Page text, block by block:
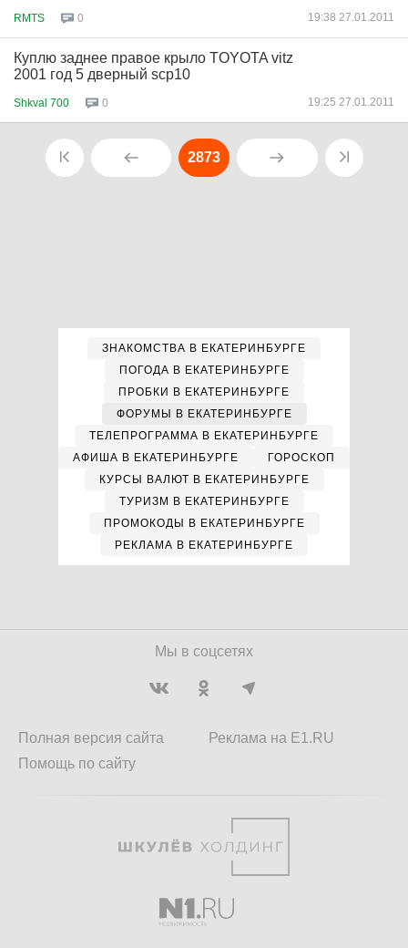
RMTS 0 19:38 27.01.2011
Куплю заднее правое крыло TOYOTA vitz
2001 год 5 дверный scp10
Shkval 700 0 19:25 27.01.2011
2873
ЗНАКОМСТВА В ЕКАТЕРИНБУРГЕ
ПОГОДА В ЕКАТЕРИНБУРГЕ
ПРОБКИ В ЕКАТЕРИНБУРГЕ
ФОРУМЫ В ЕКАТЕРИНБУРГЕ
ТЕЛЕПРОГРАММА В ЕКАТЕРИНБУРГЕ
АФИША В ЕКАТЕРИНБУРГЕ
ГОРОСКОП
КУРСЫ ВАЛЮТ В ЕКАТЕРИНБУРГЕ
ТУРИЗМ В ЕКАТЕРИНБУРГЕ
ПРОМОКОДЫ В ЕКАТЕРИНБУРГЕ
РЕКЛАМА В ЕКАТЕРИНБУРГЕ
Мы в соцсетях
Полная версия сайта
Помощь по сайту
Реклама на E1.RU